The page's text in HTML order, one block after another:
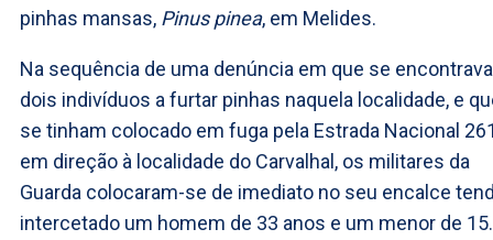
pinhas mansas, Pinus pinea, em Melides.
Na sequência de uma denúncia em que se
dois indivíduos a furtar pinhas naquela localidade, e
se tinham colocado em fuga pela Estrada Nacional
em direção à localidade do Carvalhal, os militares da
Guarda colocaram-se de imediato no seu encalce
intercetado um homem de 33 anos e um menor de 15.